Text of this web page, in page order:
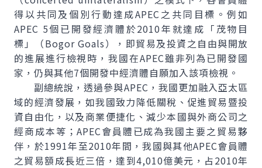
得以共同及個別行動達成APEC之共同目標。例如
APEC 5個已開發經濟體於2010年就達成「茂物目
標」（Bogor Goals），即貿易及投資之自由與開放
的進展進行檢視時，我國在APEC雖非列為已開發國
家，仍與其他7個開發中經濟體自願加入該項檢視。
副總統說，透過參與APEC，我國更加融入亞太區
域的經濟發展，如我國致力降低關稅、促進貿易暨投
資自由化，以及商業便捷化、減少本國與外商公司之
經商成本等；APEC會員體已成為我國主要之貿易夥
伴，於1991年至2010年間，我國與其他APEC會員體
之貿易額成長近三倍，達到4,010億美元，占2010年